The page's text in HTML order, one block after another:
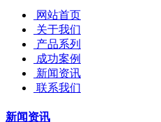
网站首页
关于我们
产品系列
成功案例
新闻资讯
联系我们
新闻资讯